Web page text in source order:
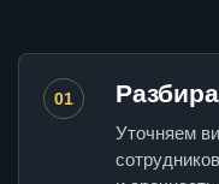
01
Уточняем